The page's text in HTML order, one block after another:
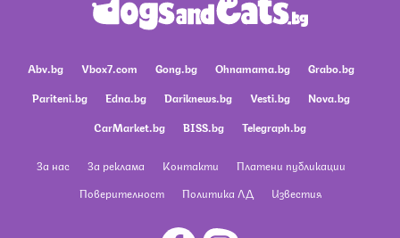
Abv.bg Vbox7.com Gong.bg Ohnamama.bg
Grabo.bg
Pariteni.bg
Edna.bg Dariknews.bg Vesti.bg
Nova.bg
CarMarket.bg
BISS.bg Telegraph.bg
За нас За реклама Контакти
Платени публикации
Поверителност
Политика ЛД Известия